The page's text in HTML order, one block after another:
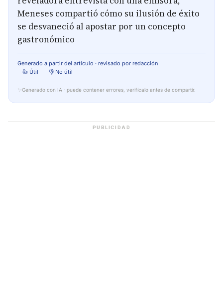
Meneses compartió cómo su ilusión de éxito
se desvaneció al apostar por un concepto
gastronómico
Generado a partir del artículo · revisado por redacción
👍 Útil
👎 No útil
✨ Generado con IA · puede contener errores, verifícalo antes de compartir.
PUBLICIDAD